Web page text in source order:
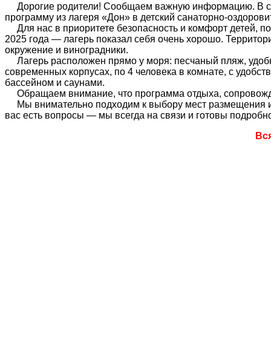
Дорогие родители! Сообщаем важную информацию. В
программу из лагеря «Дон» в детский санаторно-
Для нас в приоритете безопасность и комфорт детей,
2025 года — лагерь показал себя очень хорошо.
окружение и виноградники.
Лагерь расположен прямо у моря: песчаный пляж,
современных корпусах, по 4 человека в комнате, с
бассейном и саунами.
Обращаем внимание, что программа отдыха,
Мы внимательно подходим к выбору мест размещения
вас есть вопросы — мы всегда на связи и готовы